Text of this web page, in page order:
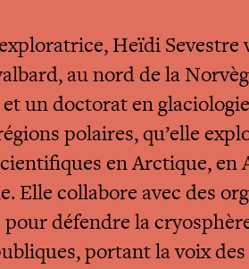
Heïdi Sevestre
au nord de la
et un doctorat en
polaires, qu’elle
en Arctique, en
Elle collabore avec des
défendre la
portant la voix